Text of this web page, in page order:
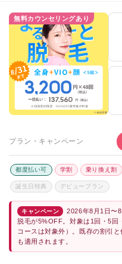
無料カウンセリングあり
プラン・キャンペーン
都度払い可 学割 乗り換え割
誕生日特典 デビュープラン
キャンペーン
2026年8月1日〜
脱毛が5%OFF。対象は1回・5回
コースは対象外）。既存の割引
も適用されます。